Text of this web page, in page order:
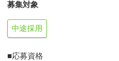
募集対象
中途採用
■応募資格